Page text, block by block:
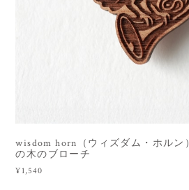
wisdom horn（ウィズダム・ホルン
の木のブローチ
¥1,540